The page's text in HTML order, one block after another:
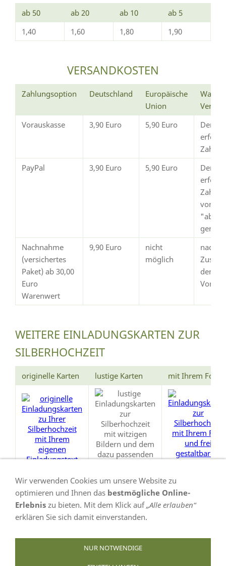
ab 50 ab 20 ab 10
ab 5
1,40
1,60 1,80 1,90
VERSANDKOSTEN
Zahlungsoption Deutschland
Europäische
Union
Wann
Vorauskasse
3,90 Euro 5,90 Euro
Der
erfolgt
PayPal
3,90 Euro 5,90 Euro
Der
von
Nachnahme
(versichertes
Paket) ab 30,00
Euro
Warenwert
9,90 Euro
nicht
möglich
nach
dem
WEITERE EINLADUNGSKARTEN ZUR
SILBERHOCHZEIT
originelle Karten lustige Karten mit Ihrem Foto
Wir verwenden Cookies um unsere Website zu
optimieren und Ihnen das bestmögliche Online-
Erlebnis zu bieten. Mit dem Klick auf„Alle erlauben“
erklären Sie sich damit einverstanden.
NUR NOTWENDIGE